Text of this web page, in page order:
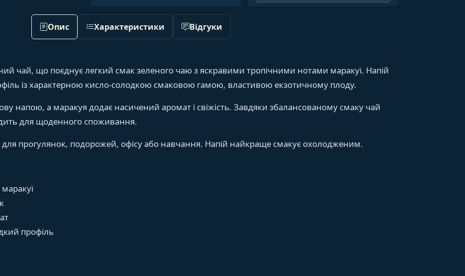
Опис Характеристики Відгуки
чай, що поєднує легкий смак зеленого чаю з яскравими тропічними нотами маракуї. Напій
із характерною кисло-солодкою смаковою гамою, властивою екзотичному плоду.
напою, а маракуя додає насичений аромат і свіжість. Завдяки збалансованому смаку чай
для щоденного споживання.
прогулянок, подорожей, офісу або навчання. Напій найкраще смакує охолодженим.
профіль